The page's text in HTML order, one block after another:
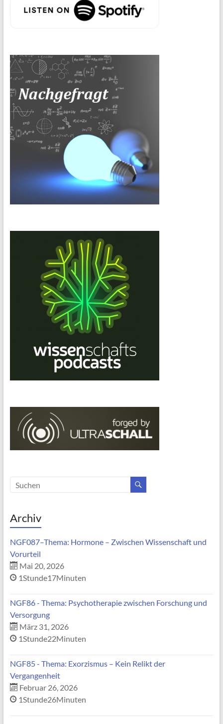
Archiv
NGF087–Thema: Hormone – Zwischen Wissenschaft und
Vorurteil
Mai 20, 2026
1Stunde17Minuten
NGF86 - Thema: Psychotherapie zwischen Forschung und
Versorgung
März 31, 2026
1Stunde22Minuten
NGF85 - Thema: Exorzismus – Kein Relikt der
Vergangenheit
Februar 26, 2026
1Stunde26Minuten